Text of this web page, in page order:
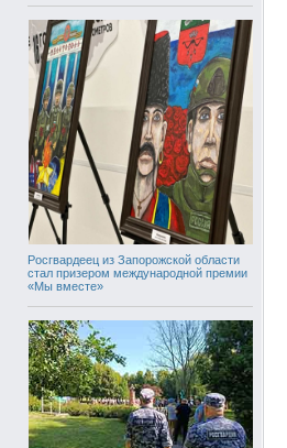
Росгвардеец из Запорожской области
стал призером международной премии
«Мы вместе»